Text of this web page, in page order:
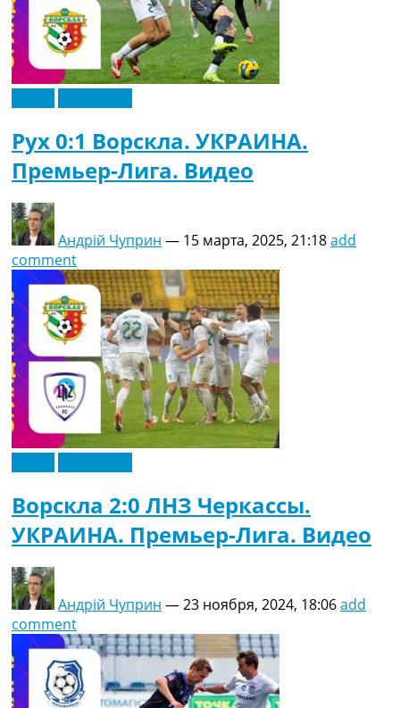
Рух 0:1 Ворскла. УКРАИНА.
Премьер-Лига. Видео
Андрій Чуприн — 15 марта, 2025, 21:18add
comment
Ворскла 2:0 ЛНЗ Черкассы.
УКРАИНА. Премьер-Лига. Видео
Андрій Чуприн —23 ноября, 2024, 18:06add
comment